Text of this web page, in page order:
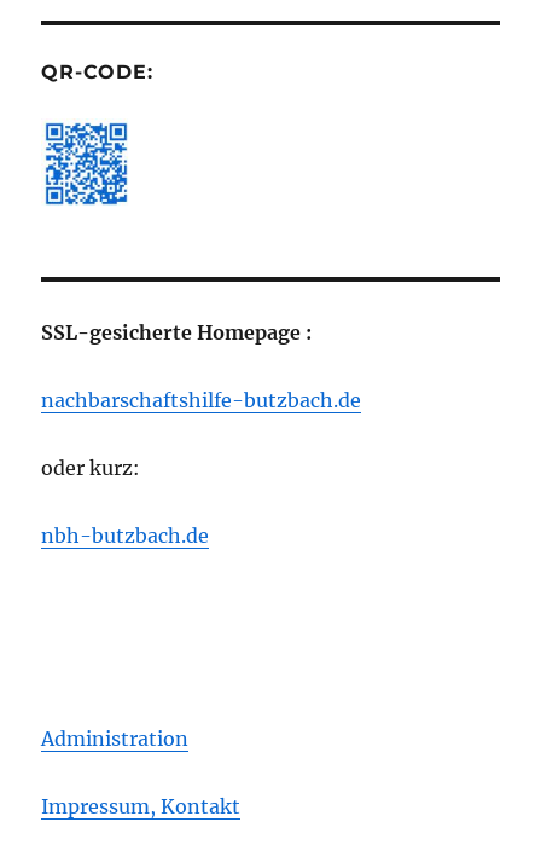
QR-CODE:
SSL-gesicherte Homepage :
nachbarschaftshilfe-butzbach.de
oder kurz:
nbh-butzbach.de
Administration
Impressum, Kontakt